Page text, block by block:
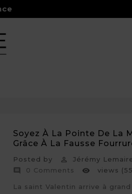
150€
Soyez À La Pointe De La
Grâce À La Fausse
Posted by  Jérémy

0 Comments  views
La saint Valentin arrive à